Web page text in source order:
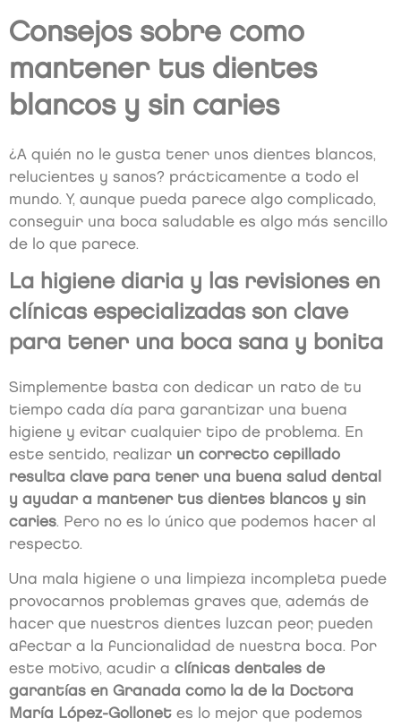
Consejos sobre como
mantener tus dientes
blancos y sin caries
¿A quién no le gusta tener unos dientes blancos,
relucientes y sanos? prácticamente a todo el
mundo. Y, aunque pueda parece algo complicado,
conseguir una boca saludable es algo más sencillo
de lo que parece.
La higiene diaria y las revisiones en
clínicas especializadas son clave
para tener una boca sana y bonita
Simplemente basta con dedicar un rato de tu
tiempo cada día para garantizar una buena
higiene y evitar cualquier tipo de problema. En
este sentido, realizar un correcto cepillado
resulta clave para tener una buena salud dental
y ayudar a mantener tus dientes blancos y sin
caries. Pero no es lo único que podemos hacer al
respecto.
Una mala higiene o una limpieza incompleta puede
provocarnos problemas graves que, además de
hacer que nuestros dientes luzcan peor, pueden
afectar a la funcionalidad de nuestra boca. Por
este motivo, acudir a clínicas dentales de
garantías en Granada como la de la Doctora
María López-Gollonet es lo mejor que podemos